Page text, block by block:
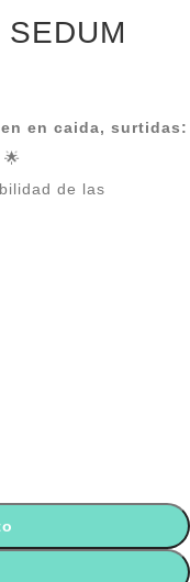
en caida, surtidas:
🌟
de las